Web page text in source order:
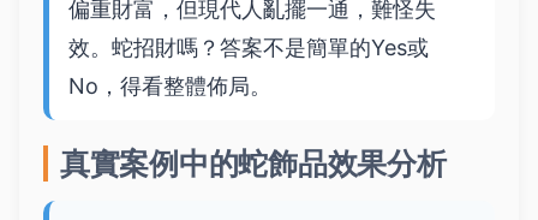
偏重財富，但現代人亂擺一通，難怪失
效。蛇招財嗎？答案不是簡單的Yes或
No，得看整體佈局。
真實案例中的蛇飾品效果分析